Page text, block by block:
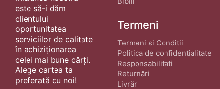
este să-i dăm
clientului
oportunitatea
serviciilor de calitate
în achiziționarea
celei mai bune cărți.
Alege cartea ta
preferată cu noi!
Termeni
Termeni si Conditii
Politica de confidentialitate
Responsabilitati
Returnări
Livrări